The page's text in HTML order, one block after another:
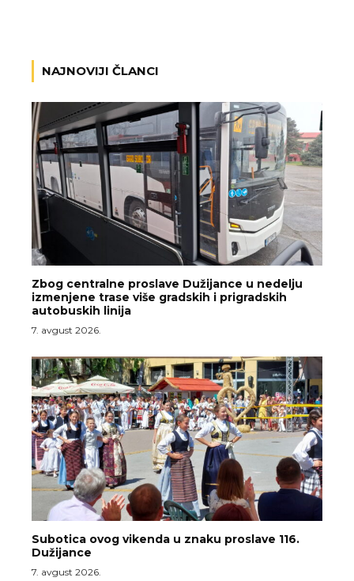
NAJNOVIJI ČLANCI
Zbog centralne proslave Dužijance u nedelju
izmenjene trase više gradskih i prigradskih
autobuskih linija
7. avgust 2026.
Subotica ovog vikenda u znaku proslave 116.
Dužijance
7. avgust 2026.